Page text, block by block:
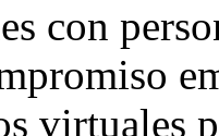
con
virtuales